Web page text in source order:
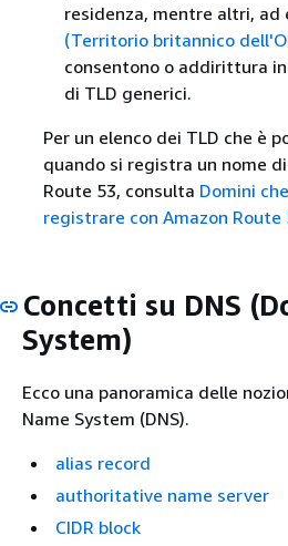
residenza, mentre altri, ad
(Territorio britannico
consentono o addirittura
di TLD generici.
Per un elenco dei TLD che è
quando si registra un nome
Route 53, consulta Domini
registrare con Amazon Route
Concetti su DNS
System)
Ecco una panoramica delle
Name System (DNS).
alias record
authoritative name server
CIDR block